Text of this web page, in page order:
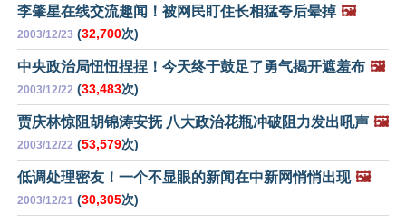
李肇星在线交流趣闻！被网民盯住长相猛夸后晕掉 🖼️
2003/12/23 (32,700次)
中央政治局忸忸捏捏！今天终于鼓足了勇气揭开遮羞布 🖼️
2003/12/22 (33,483次)
贾庆林惊阻胡锦涛安抚 八大政治花瓶冲破阻力发出吼声 🖼️
2003/12/22 (53,579次)
低调处理密友！一个不显眼的新闻在中新网悄悄出现 🖼️
2003/12/21 (30,305次)